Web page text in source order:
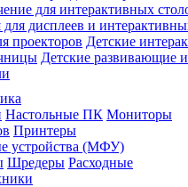
для интерактивных
дисплеев и
проекторов Детские
Детские развивающие
Настольные ПК Мониторы
Принтеры
устройства (МФУ)
Шредеры Расходные